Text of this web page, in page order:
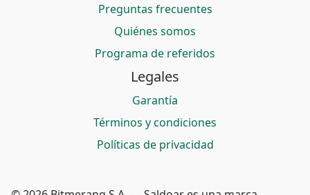
Preguntas frecuentes
Quiénes somos
Programa de referidos
Legales
Garantía
Términos y condiciones
Políticas de privacidad